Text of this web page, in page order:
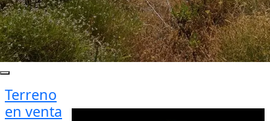
Terreno
en venta